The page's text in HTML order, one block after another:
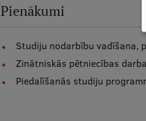
Pienākumi
Studiju nodarbību vadīšana,
Zinātniskās pētniecības
Piedalīšanās studiju